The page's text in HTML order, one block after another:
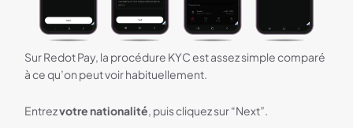
Sur Redot Pay, la procédure KYC est assez simple comparé
à ce qu’on peut voir habituellement.
Entrezvotre nationalité, puis cliquez sur “Next”.